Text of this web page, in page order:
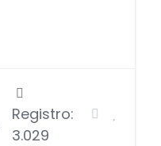
Registro:
3.029